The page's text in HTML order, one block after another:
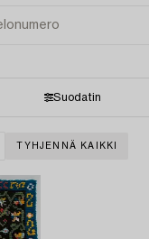
Suodatin
TYHJENNÄ KAIKKI